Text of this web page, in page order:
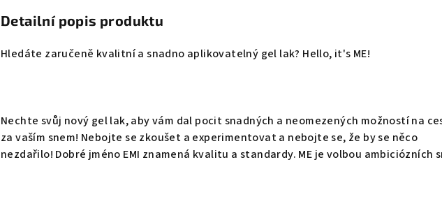
Detailní popis produktu
Hledáte zaručeně kvalitní a snadno aplikovatelný gel lak? Hello, it's ME!
Nechte svůj nový gel lak, aby vám dal pocit snadných a neomezených možností na
za vaším snem! Nebojte se zkoušet a experimentovat a nebojte se, že by se něco
nezdařilo! Dobré jméno EMI znamená kvalitu a standardy. ME je volbou ambiciózních